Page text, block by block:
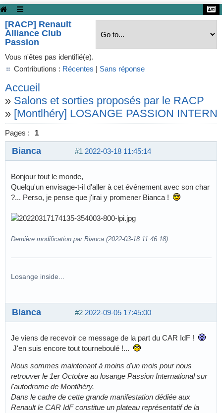
[RACP] Renault
Alliance Club
Passion
Vous n'êtes pas identifié(e).
Contributions : Récentes | Sans réponse
Accueil
» Salons et sorties proposés par le RACP
» [Montlhéry] LOSANGE PASSION
Pages : 1
#1 2022-03-18 11:45:14
Bianca
Bonjour tout le monde,
Quelqu'un envisage-t-il d'aller à cet événement avec son char
?... Perso, je pense que j'irai y promener Bianca !
Dernière modification par Bianca (2022-03-18 11:46:18)
Losange inside...
#2 2022-09-05 17:45:00
Bianca
Je viens de recevoir ce message de la part du CAR IdF !
J'en suis encore tout tourneboulé !...
Nous sommes maintenant à moins d'un mois pour nous
retrouver le 1er Octobre au losange Passion International sur
l'autodrome de Montlhéry.
Dans le cadre de cette grande manifestation dédiée aux
Renault le CAR IdF constitue un plateau représentatif de la